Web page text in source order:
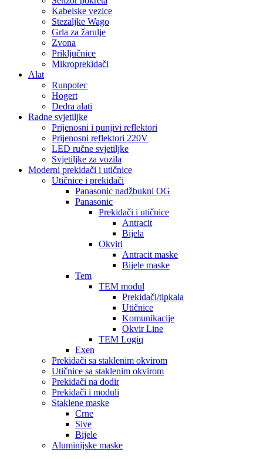
Kabelske vezice
Stezaljke Wago
Grla za žarulje
Zvona
Priključnice
Mikroprekidači
Alat
Runpotec
Hogert
Dedra alati
Radne svjetiljke
Prijenosni i punjivi reflektori
Prijenosni reflektori 220V
LED ručne svjetiljke
Svjetiljke za vozila
Moderni prekidači i utičnice
Utičnice i prekidači
Panasonic nadžbukni OG
Panasonic
Prekidači i utičnice
Antracit
Bijela
Okviri
Antracit maske
Bijele maske
Tem
TEM modul
Prekidači/tipkala
Utičnice
Komunikacije
Okvir Line
TEM Logiq
Exen
Prekidači sa staklenim okvirom
Utičnice sa staklenim okvirom
Prekidači na dodir
Prekidači i moduli
Staklene maske
Crne
Sive
Bijele
Aluminijske maske